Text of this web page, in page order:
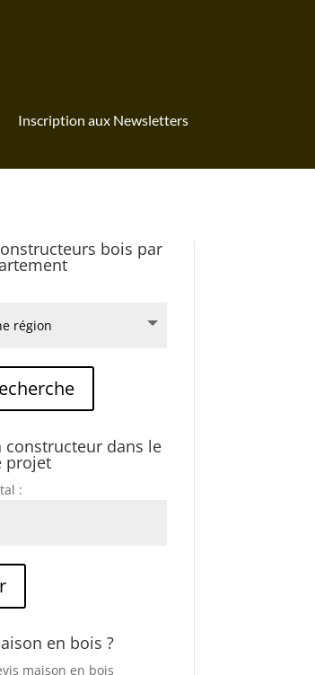
Inscription aux Newsletters
bois par
constructeur dans le
projet
:
en bois ?